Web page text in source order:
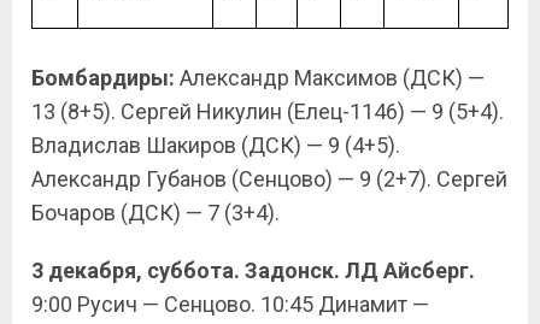
Бомбардиры: Александр Максимов (ДСК) —
13 (8+5). Сергей Никулин (Елец-1146) — 9 (5+4).
Владислав Шакиров (ДСК) — 9 (4+5).
Александр Губанов (Сенцово) — 9 (2+7). Сергей
Бочаров (ДСК) — 7 (3+4).
3 декабря, суббота. Задонск. ЛД Айсберг.
9:00 Русич — Сенцово. 10:45 Динамит —